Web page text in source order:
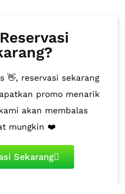
👋, reservasi sekarang
promo menarik
akan membalas
mungkin ❤️
Sekarang